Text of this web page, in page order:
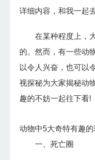
详细内容，和我一起
在某种程度上，
的。然而，有一些动
以令人兴奋，也可以
视探秘为大家揭秘动
趣的不妨一起往下看!
动物中5大奇特有趣的
一、死亡圈